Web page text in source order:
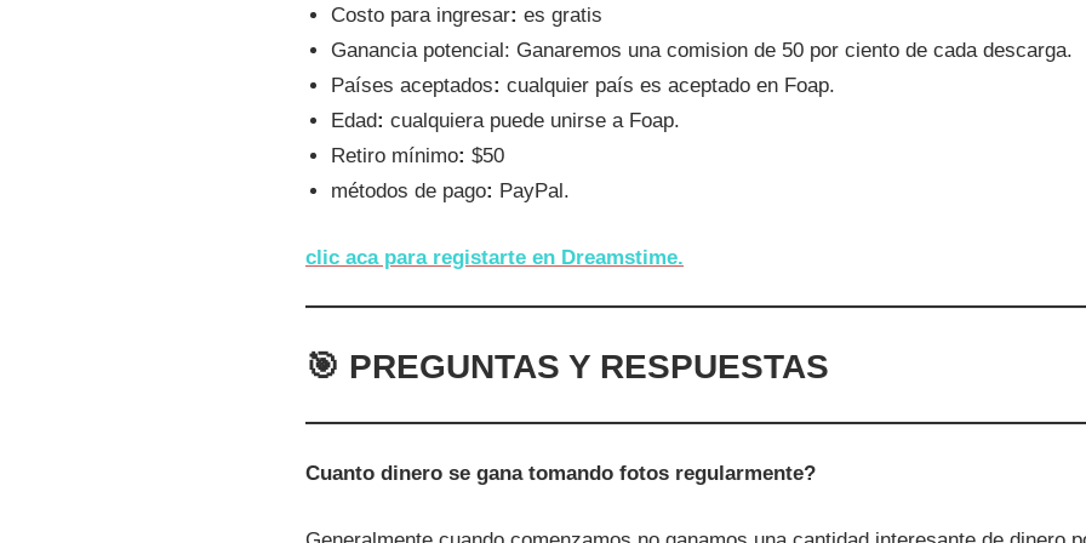
Costo para ingresar: es gratis
Ganancia potencial: Ganaremos una comision de 50 por ciento de cada descarga.
Países aceptados:cualquier país es aceptado en Foap.
Edad: cualquiera puede unirse a Foap.
Retiro mínimo: $50
métodos de pago: PayPal.
clic aca para registarte en Dreamstime.
🎯 PREGUNTAS Y RESPUESTAS
Cuanto dinero se gana tomando fotos regularmente?